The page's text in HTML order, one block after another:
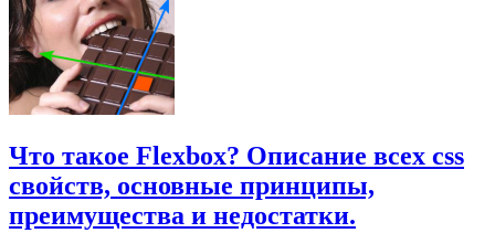
Что такое Flexbox? Описание всех css
свойств, основные принципы,
преимущества и недостатки.